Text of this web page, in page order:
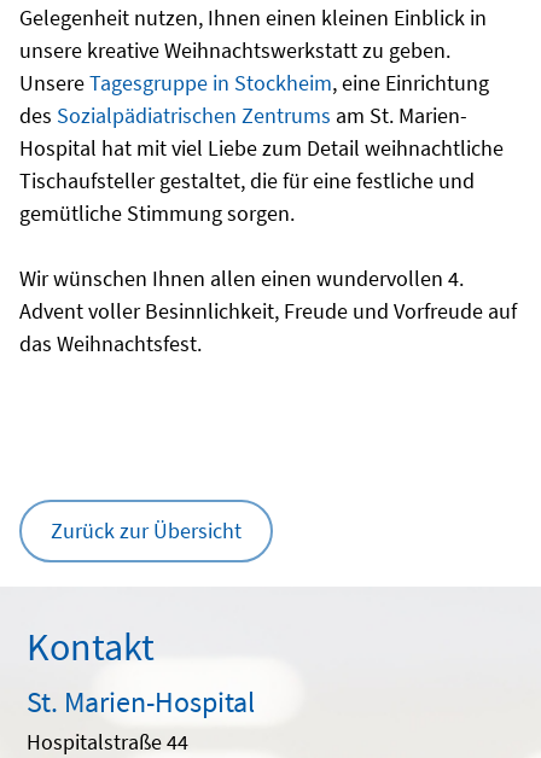
Gelegenheit nutzen, Ihnen einen kleinen Einblick in
unsere kreative Weihnachtswerkstatt zu geben.
UnsereTagesgruppe in Stockheim, eine Einrichtung
des Sozialpädiatrischen Zentrums am St. Marien-
Hospital hat mit viel Liebe zum Detail weihnachtliche
Tischaufsteller gestaltet, die für eine festliche und
gemütliche Stimmung sorgen.
Wir wünschen Ihnen allen einen wundervollen 4.
Advent voller Besinnlichkeit, Freude und Vorfreude auf
das Weihnachtsfest.
Zurück zur Übersicht
Kontakt
St. Marien-Hospital
Hospitalstraße 44